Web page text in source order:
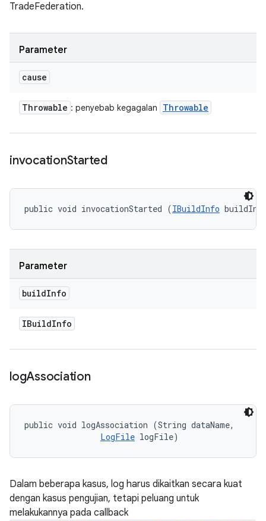
TradeFederation.
Parameter
cause
Throwable : penyebab kegagalan Throwable
invocationStarted
public void invocationStarted (IBuildInfo
Parameter
buildInfo
IBuildInfo
logAssociation
public void logAssociation (String dataName,
LogFile logFile)
Dalam beberapa kasus, log harus dikaitkan secara kuat
dengan kasus pengujian, tetapi peluang untuk
melakukannya pada callback